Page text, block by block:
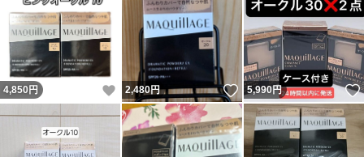
4,850 円 いいね！
2,480円 いいね！
5,990円